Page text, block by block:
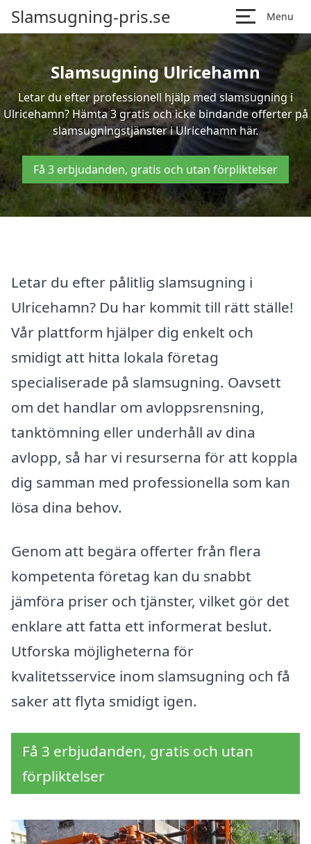
Slamsugning-pris.se Menu
Slamsugning Ulricehamn
Letar du efter professionell hjälp med slamsugning i
Ulricehamn? Hämta 3 gratis och icke bindande offerter på
slamsugningstjänster i Ulricehamn här.
Få 3 erbjudanden, gratis och utan förpliktelser
Letar du efter pålitlig slamsugning i
Ulricehamn? Du har kommit till rätt ställe!
Vår plattform hjälper dig enkelt och
smidigt att hitta lokala företag
specialiserade på slamsugning. Oavsett
om det handlar om avloppsrensning,
tanktömning eller underhåll av dina
avlopp, så har vi resurserna för att koppla
dig samman med professionella som kan
lösa dina behov.
Genom att begära offerter från flera
kompetenta företag kan du snabbt
jämföra priser och tjänster, vilket gör det
enklare att fatta ett informerat beslut.
Utforska möjligheterna för
kvalitetsservice inom slamsugning och få
saker att flyta smidigt igen.
Få 3 erbjudanden, gratis och utan
förpliktelser